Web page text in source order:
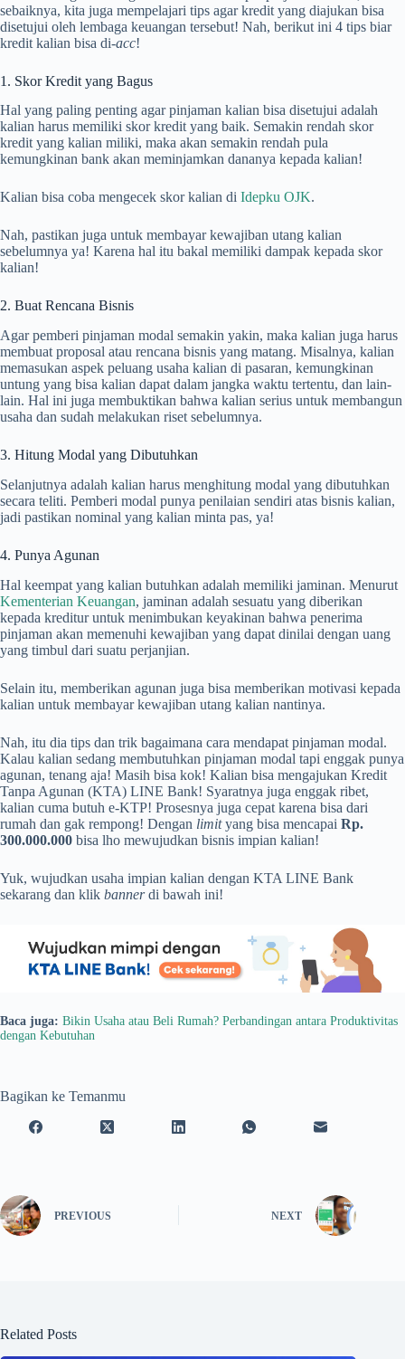
sebaiknya, kita juga mempelajari tips agar kredit yang diajukan bisa
disetujui oleh lembaga keuangan tersebut! Nah, berikut ini 4 tips biar
kredit kalian bisa di-acc!
1. Skor Kredit yang Bagus
Hal yang paling penting agar pinjaman kalian bisa disetujui adalah
kalian harus memiliki skor kredit yang baik. Semakin rendah skor
kredit yang kalian miliki, maka akan semakin rendah pula
kemungkinan bank akan meminjamkan dananya kepada kalian!
Kalian bisa coba mengecek skor kalian di Idepku OJK.
Nah, pastikan juga untuk membayar kewajiban utang kalian
sebelumnya ya! Karena hal itu bakal memiliki dampak kepada skor
kalian!
2. Buat Rencana Bisnis
Agar pemberi pinjaman modal semakin yakin, maka kalian juga harus
membuat proposal atau rencana bisnis yang matang. Misalnya, kalian
memasukan aspek peluang usaha kalian di pasaran, kemungkinan
untung yang bisa kalian dapat dalam jangka waktu tertentu, dan lain-
lain. Hal ini juga membuktikan bahwa kalian serius untuk membangun
usaha dan sudah melakukan riset sebelumnya.
3. Hitung Modal yang Dibutuhkan
Selanjutnya adalah kalian harus menghitung modal yang dibutuhkan
secara teliti. Pemberi modal punya penilaian sendiri atas bisnis kalian,
jadi pastikan nominal yang kalian minta pas, ya!
4. Punya Agunan
Hal keempat yang kalian butuhkan adalah memiliki jaminan. Menurut
Kementerian Keuangan, jaminan adalah sesuatu yang diberikan
kepada kreditur untuk menimbukan keyakinan bahwa penerima
pinjaman akan memenuhi kewajiban yang dapat dinilai dengan uang
yang timbul dari suatu perjanjian.
Selain itu, memberikan agunan juga bisa memberikan motivasi kepada
kalian untuk membayar kewajiban utang kalian nantinya.
Nah, itu dia tips dan trik bagaimana cara mendapat pinjaman modal.
Kalau kalian sedang membutuhkan pinjaman modal tapi enggak punya
agunan, tenang aja! Masih bisa kok! Kalian bisa mengajukan Kredit
Tanpa Agunan (KTA) LINE Bank! Syaratnya juga enggak ribet,
kalian cuma butuh e-KTP! Prosesnya juga cepat karena bisa dari
rumah dan gak rempong! Dengan limityang bisa mencapai Rp.
300.000.000 bisa lho mewujudkan bisnis impian kalian!
Yuk, wujudkan usaha impian kalian dengan KTA LINE Bank
sekarang dan klik bannerdi bawah ini!
Baca juga: Bikin Usaha atau Beli Rumah? Perbandingan antara Produktivitas
dengan Kebutuhan
Bagikan ke Temanmu
PREVIOUS NEXT
Related Posts